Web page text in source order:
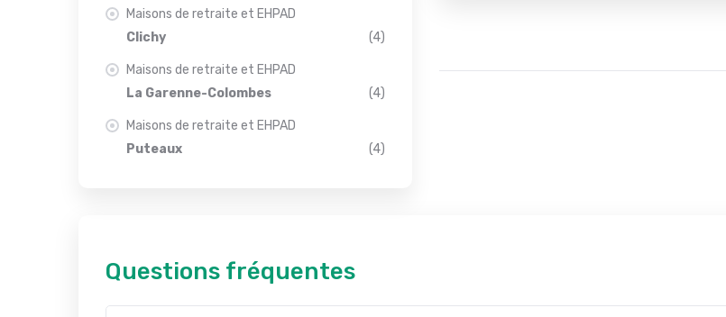
Maisons de retraite et EHPAD
Clichy
(4)
Maisons de retraite et EHPAD
La Garenne-Colombes
(4)
Maisons de retraite et EHPAD
Puteaux
(4)
Questions fréquentes